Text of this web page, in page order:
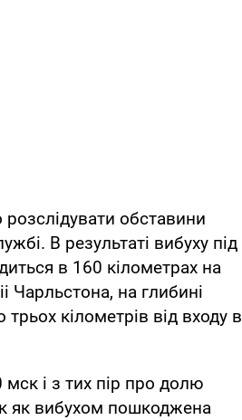
обставини
В результаті вибуху під
в 160 кілометрах на
Чарльстона, на глибині
кілометрів від входу в
мск і з тих пір про долю
як вибухом пошкоджена